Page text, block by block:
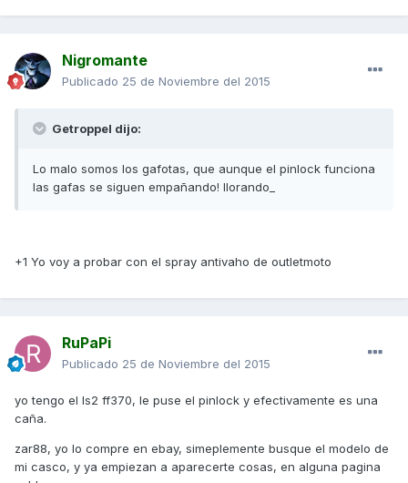
Nigromante
Publicado 25 de Noviembre del 2015
Getroppel dijo:
Lo malo somos los gafotas, que aunque el pinlock funciona
las gafas se siguen empañando! llorando_
+1 Yo voy a probar con el spray antivaho de outletmoto
RuPaPi
Publicado 25 de Noviembre del 2015
yo tengo el ls2 ff370, le puse el pinlock y efectivamente es una
caña.
zar88, yo lo compre en ebay, simeplemente busque el modelo de
mi casco, y ya empiezan a aparecerte cosas, en alguna pagina